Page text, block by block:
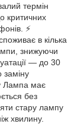
термін
критичних
⚡
в кілька
знижуючи
— до 30
заміну
Лампа має
без
стару лампу
хвилину.